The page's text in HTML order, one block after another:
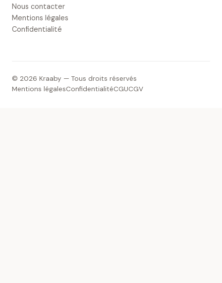
Nous contacter
Mentions légales
Confidentialité
© 2026 Kraaby — Tous droits réservés
Mentions légalesConfidentialitéCGUCGV